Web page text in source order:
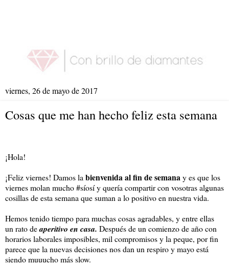
viernes, 26 de mayo de 2017
Cosas que me han hecho feliz esta semana
¡Hola!
¡Feliz viernes! Damos la bienvenida al fin de semanay es que los
viernes molan mucho #síosí y quería compartir con vosotras algunas
cosillas de esta semana que suman a lo positivo en nuestra vida.
Hemos tenido tiempo para muchas cosas agradables, y entre ellas
un rato deaperitivo en casa. Después de un comienzo de año con
horarios laborales imposibles, mil compromisos y la peque, por fin
parece que la nuevas decisiones nos dan un respiro y mayo está
siendo muuucho más slow.